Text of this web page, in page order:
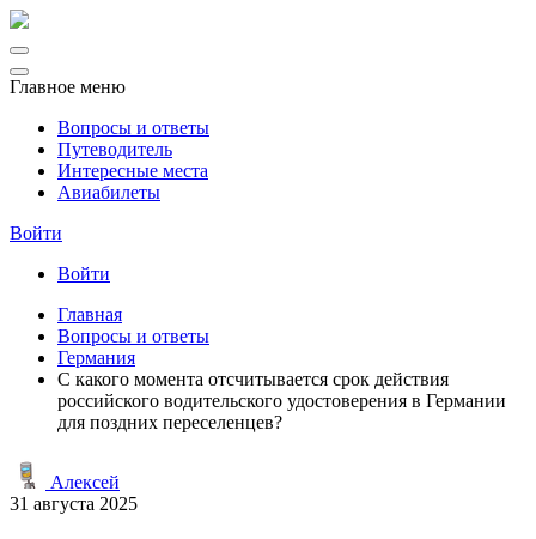
Главное меню
Вопросы и ответы
Путеводитель
Интересные места
Авиабилеты
Войти
Войти
Главная
Вопросы и ответы
Германия
С какого момента отсчитывается срок действия
российского водительского удостоверения в Германии
для поздних переселенцев?
Алексей
31 августа 2025